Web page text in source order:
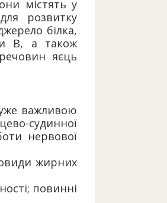
містять у
розвитку
білка,
В, а також
яєць
важливою
судинної
нервової
жирних
повинні